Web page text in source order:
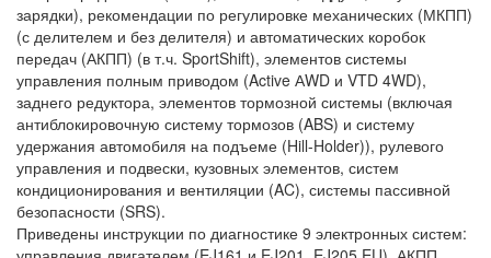
зарядки), рекомендации по регулировке механических (МКПП)
(с делителем и без делителя) и автоматических коробок
передач (АКПП) (в т.ч. SportShift), элементов системы
управления полным приводом (Active АWD и VTD 4WD),
заднего редуктора, элементов тормозной системы (включая
антиблокировочную систему тормозов (ABS) и систему
удержания автомобиля на подъеме (Hill-Holder)), рулевого
управления и подвески, кузовных элементов, систем
кондиционирования и вентиляции (AC), системы пассивной
безопасности (SRS).
Приведены инструкции по диагностике 9 электронных систем: